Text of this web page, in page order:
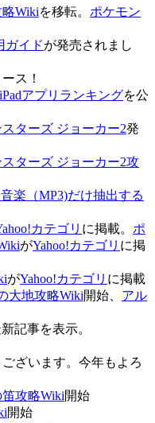
Wikiを移転。 ポケモン
ガイドが発売されまし
ス！
アプリランキングを公
ターズ ジョーカー2発
ターズ ジョーカー2攻
楽（MP3)だけ抽出する
カテゴリ に掲載。 ポ
がYahoo!カテゴリ に掲
がYahoo!カテゴリ に掲載
大地攻略Wiki開始、 アル
記事を表示。
ざいます。今年もよろ
攻略Wiki開始
開始